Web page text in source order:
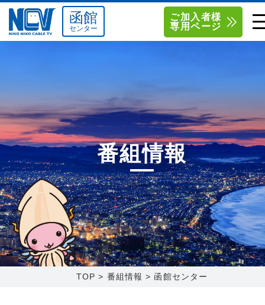
南東北センター（福島） 0120-173-577
函館センター 0138-34-2525
新潟センター 025-210-1200
単品料金
お得なセットプラン
料金シミュレーション
サポート
Q&A
センター情報
南東北センター(米沢)
〒992-0044
山形県米沢市春日四丁目2-75
0238-24-2525
営業時間 9:00～18:00
南東北センター(福島)
〒960-8252
福島県福島市御山字一本松17-1-
1
0120-173-577
営業時間 9:15～18:00
函館
センター
ご加入者様
専用ページ
番組情報
TOP > 番組情報 > 函館センター